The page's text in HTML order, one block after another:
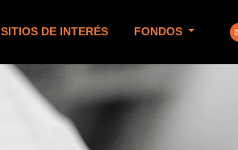
SITIOS DE INTERÉS FONDOS